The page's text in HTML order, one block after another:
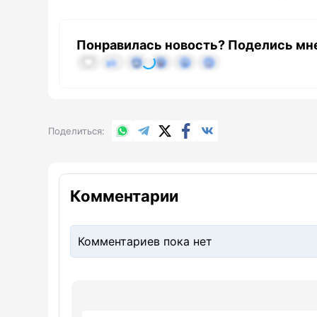
Понравилась новость? Поделись
Поделиться WhatsApp
TelegramX.comFacebook
Комментарии
Комментариев пока нет